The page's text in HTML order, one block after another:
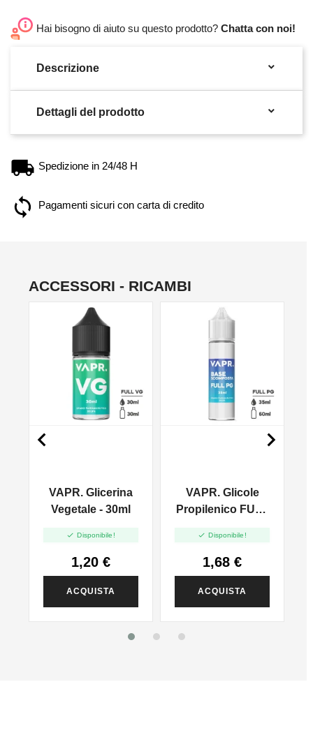
Hai bisogno di aiuto su questo prodotto? Chatta con noi!
Descrizione 
Dettagli del prodotto 
Spedizione in 24/48 H
Pagamenti sicuri con carta di credito
ACCESSORI - RICAMBI
VAPR. Glicerina
Vegetale - 30ml
 Disponibile!
1,20 €
ACQUISTA
VAPR. Glicole
Propilenico FULL
 Disponibile!
1,68 €
ACQUISTA
 